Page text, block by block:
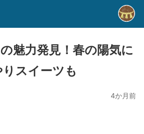
魅力発見！春の陽気に
スイーツも
4か月前